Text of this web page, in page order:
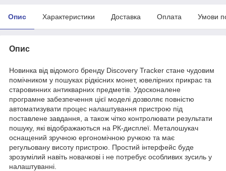
Опис Характеристики Доставка Оплата Умови
Опис
Новинка від відомого бренду Discovery Tracker стане чудовим
помічником у пошуках рідкісних монет, ювелірних прикрас та
старовинних антикварних предметів. Удосконалене
програмне забезпечення цієї моделі дозволяє повністю
автоматизувати процес налаштування пристрою під
поставлене завдання, а також чітко контролювати результати
пошуку, які відображаються на РК-дисплеї. Металошукач
оснащений зручною ергономічною ручкою та має
регульовану висоту пристрою. Простий інтерфейс буде
зрозумілий навіть новачкові і не потребує особливих зусиль у
налаштуванні.